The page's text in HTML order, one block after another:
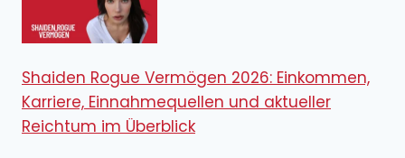
Shaiden Rogue Vermögen 2026: Einkommen,
Karriere, Einnahmequellen und aktueller
Reichtum im Überblick